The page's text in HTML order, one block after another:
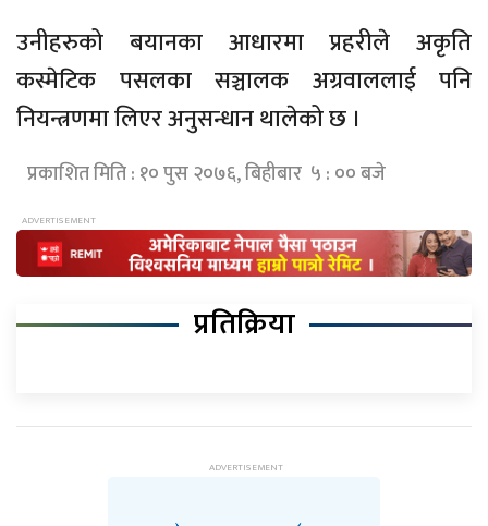
उनीहरुको बयानका आधारमा प्रहरीले अकृति
कस्मेटिक पसलका सञ्चालक अग्रवाललाई पनि
नियन्त्रणमा लिएर अनुसन्धान थालेको छ ।
प्रकाशित मिति : १० पुस २०७६, बिहीबार ५ : ०० बजे
प्रतिक्रिया